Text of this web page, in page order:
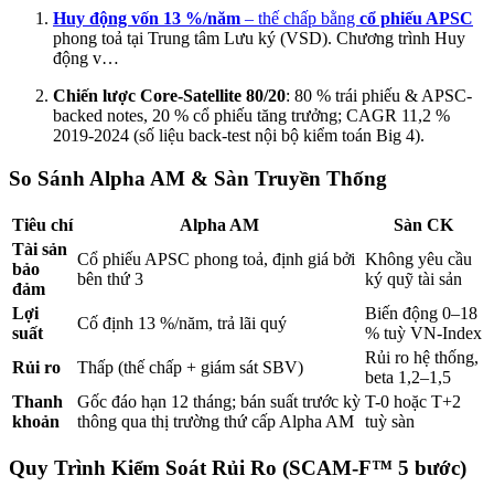
Huy động vốn 13 %/năm – thế chấp bằng cổ phiếu APSC
phong toả tại Trung tâm Lưu ký (VSD). Chương trình Huy
động v…
Chiến lược Core-Satellite 80/20: 80 % trái phiếu & APSC‎-
backed notes, 20 % cổ phiếu tăng trưởng; CAGR 11,2 %
2019-2024 (số liệu back-test nội bộ kiểm toán Big 4).
So Sánh Alpha AM & Sàn Truyền Thống
Tiêu chí Alpha AM
Sàn CK
Tài sản
bảo
đảm
Cổ phiếu APSC phong toả, định giá bởi
bên thứ 3
Không yêu cầu
ký quỹ tài sản
Lợi
suất
Cố định 13 %/năm, trả lãi quý
Biến động 0–18
% tuỳ VN-Index
Rủi ro
Thấp (thế chấp + giám sát SBV)
Rủi ro hệ thống,
beta 1,2–1,5
Thanh
khoản
Gốc đáo hạn 12 tháng; bán suất trước kỳ
thông qua thị trường thứ cấp Alpha AM
T-0 hoặc T+2
tuỳ sàn
Quy Trình Kiểm Soát Rủi Ro (SCAM-F™ 5 bước)